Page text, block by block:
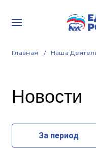
Главная Наша
Новости
За период